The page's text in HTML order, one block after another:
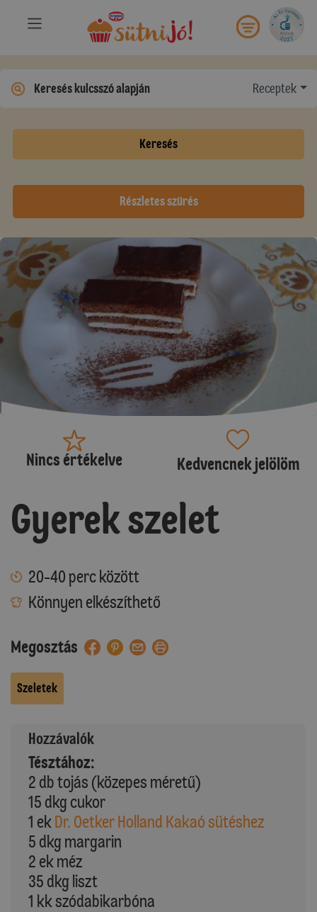
Receptek
Keresés
Részletes szűrés
Nincs értékelve Kedvencnek jelölöm
Gyerek szelet
20-40 perc között
Könnyen elkészíthető
Megosztás
Szeletek
Hozzávalók
Tésztához:
2 db tojás (közepes méretű)
15 dkg cukor
1 ek Dr. Oetker Holland Kakaó sütéshez
5 dkg margarin
2 ek méz
35 dkg liszt
1 kk szódabikarbóna